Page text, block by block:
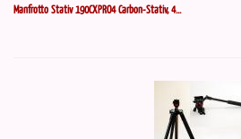
Manfrotto Stativ 190CXPRO4 Carbon-Stativ, 4...